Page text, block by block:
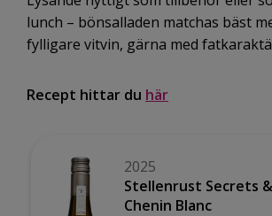
lunch – bönsalladen matchas bäst
fylligare vitvin, gärna med
Recept hittar du här
2025
Stellenrust Secrets
Chenin Blanc